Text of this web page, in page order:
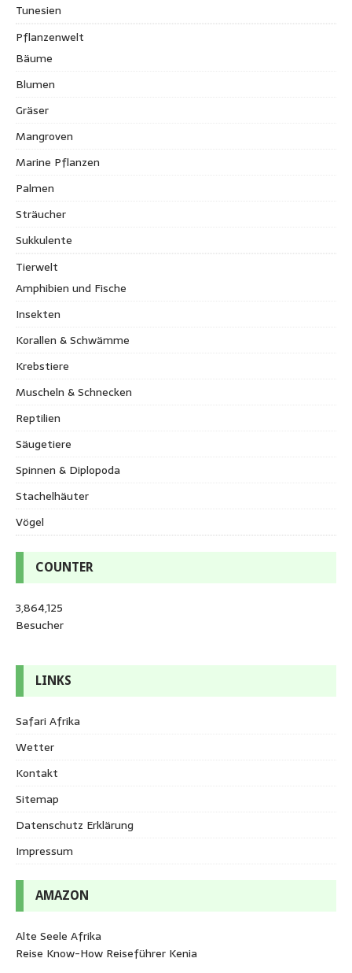
Tunesien
Pflanzenwelt
Bäume
Blumen
Gräser
Mangroven
Marine Pflanzen
Palmen
Sträucher
Sukkulente
Tierwelt
Amphibien und Fische
Insekten
Korallen & Schwämme
Krebstiere
Muscheln & Schnecken
Reptilien
Säugetiere
Spinnen & Diplopoda
Stachelhäuter
Vögel
COUNTER
3,864,125
Besucher
LINKS
Safari Afrika
Wetter
Kontakt
Sitemap
Datenschutz Erklärung
Impressum
AMAZON
Alte Seele Afrika
Reise Know-How Reiseführer Kenia